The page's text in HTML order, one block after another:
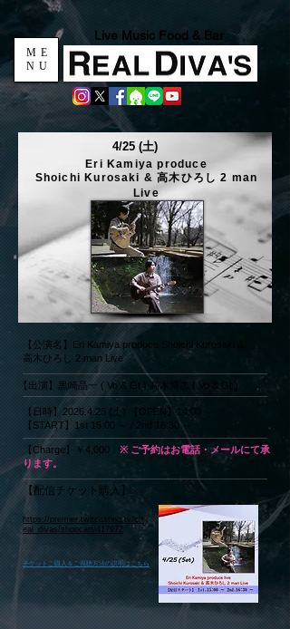
ME
NU
Live Music Food & Bar
Eri Kamiya produce
Shoichi Kurosaki & 高木ひろし 2 man
Live
4/25 (土)
【公演名】Eri Kamiya produce Shoichi Kurosaki &
高木ひろし 2 man Live
【出演】黒崎晶一 ( Vo & Gt ) 高木博志 ( Vo & Gt )
【日時】2026.4.25 (土) 【OPEN】14:00 ～
【START】1st 15:00 ～ / 2nd 16:30 ～
【Charge】￥4,000​ ※ ご予約はお電話・メールにて承
ります。
【配信チケット購入】
https://premier.twitcasting.tv/c:r
eal_divas/shopcart/417972
​チケットご購入＆ご視聴方法の説明はこちら